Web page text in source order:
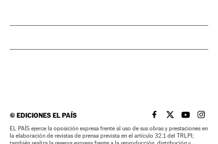
©EDICIONES EL PAÍS EL PAÍS BRASIL EN
EL PAÍSEL PAÍS
EL
EL PAÍS ejerce la oposición expresa frente al uso de sus obras y prestaciones en
la elaboración de revistas de prensa prevista en el artículo 32.1 del TRLPI;